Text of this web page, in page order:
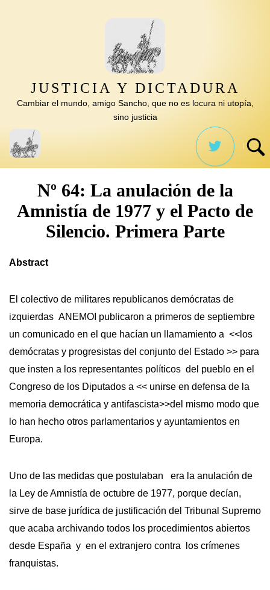
JUSTICIA Y DICTADURA
Cambiar el mundo, amigo Sancho, que no es locura ni utopía,
sino justicia
Nº 64: La anulación de la
Amnistía de 1977 y el Pacto de
Silencio. Primera Parte
Abstract
El colectivo de militares republicanos demócratas de
izquierdas ANEMOI publicaron a primeros de septiembre
un comunicado en el que hacían un llamamiento a <<los
demócratas y progresistas del conjunto del Estado >> para
que insten a los representantes políticos del pueblo en el
Congreso de los Diputados a << unirse en defensa de la
memoria democrática y antifascista>>del mismo modo que
lo han hecho otros parlamentarios y ayuntamientos en
Europa.
Uno de las medidas que postulaban era la anulación de
la Ley de Amnistía de octubre de 1977, porque decían,
sirve de base jurídica de justificación del Tribunal Supremo
que acaba archivando todos los procedimientos abiertos
desde España y en el extranjero contra los crímenes
franquistas.